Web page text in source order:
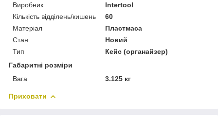
Виробник
Intertool
Кількість відділень/кишень
60
Матеріал
Пластмаса
Стан
Новий
Тип
Кейс (органайзер)
Габаритні розміри
Вага
3.125 кг
Приховати